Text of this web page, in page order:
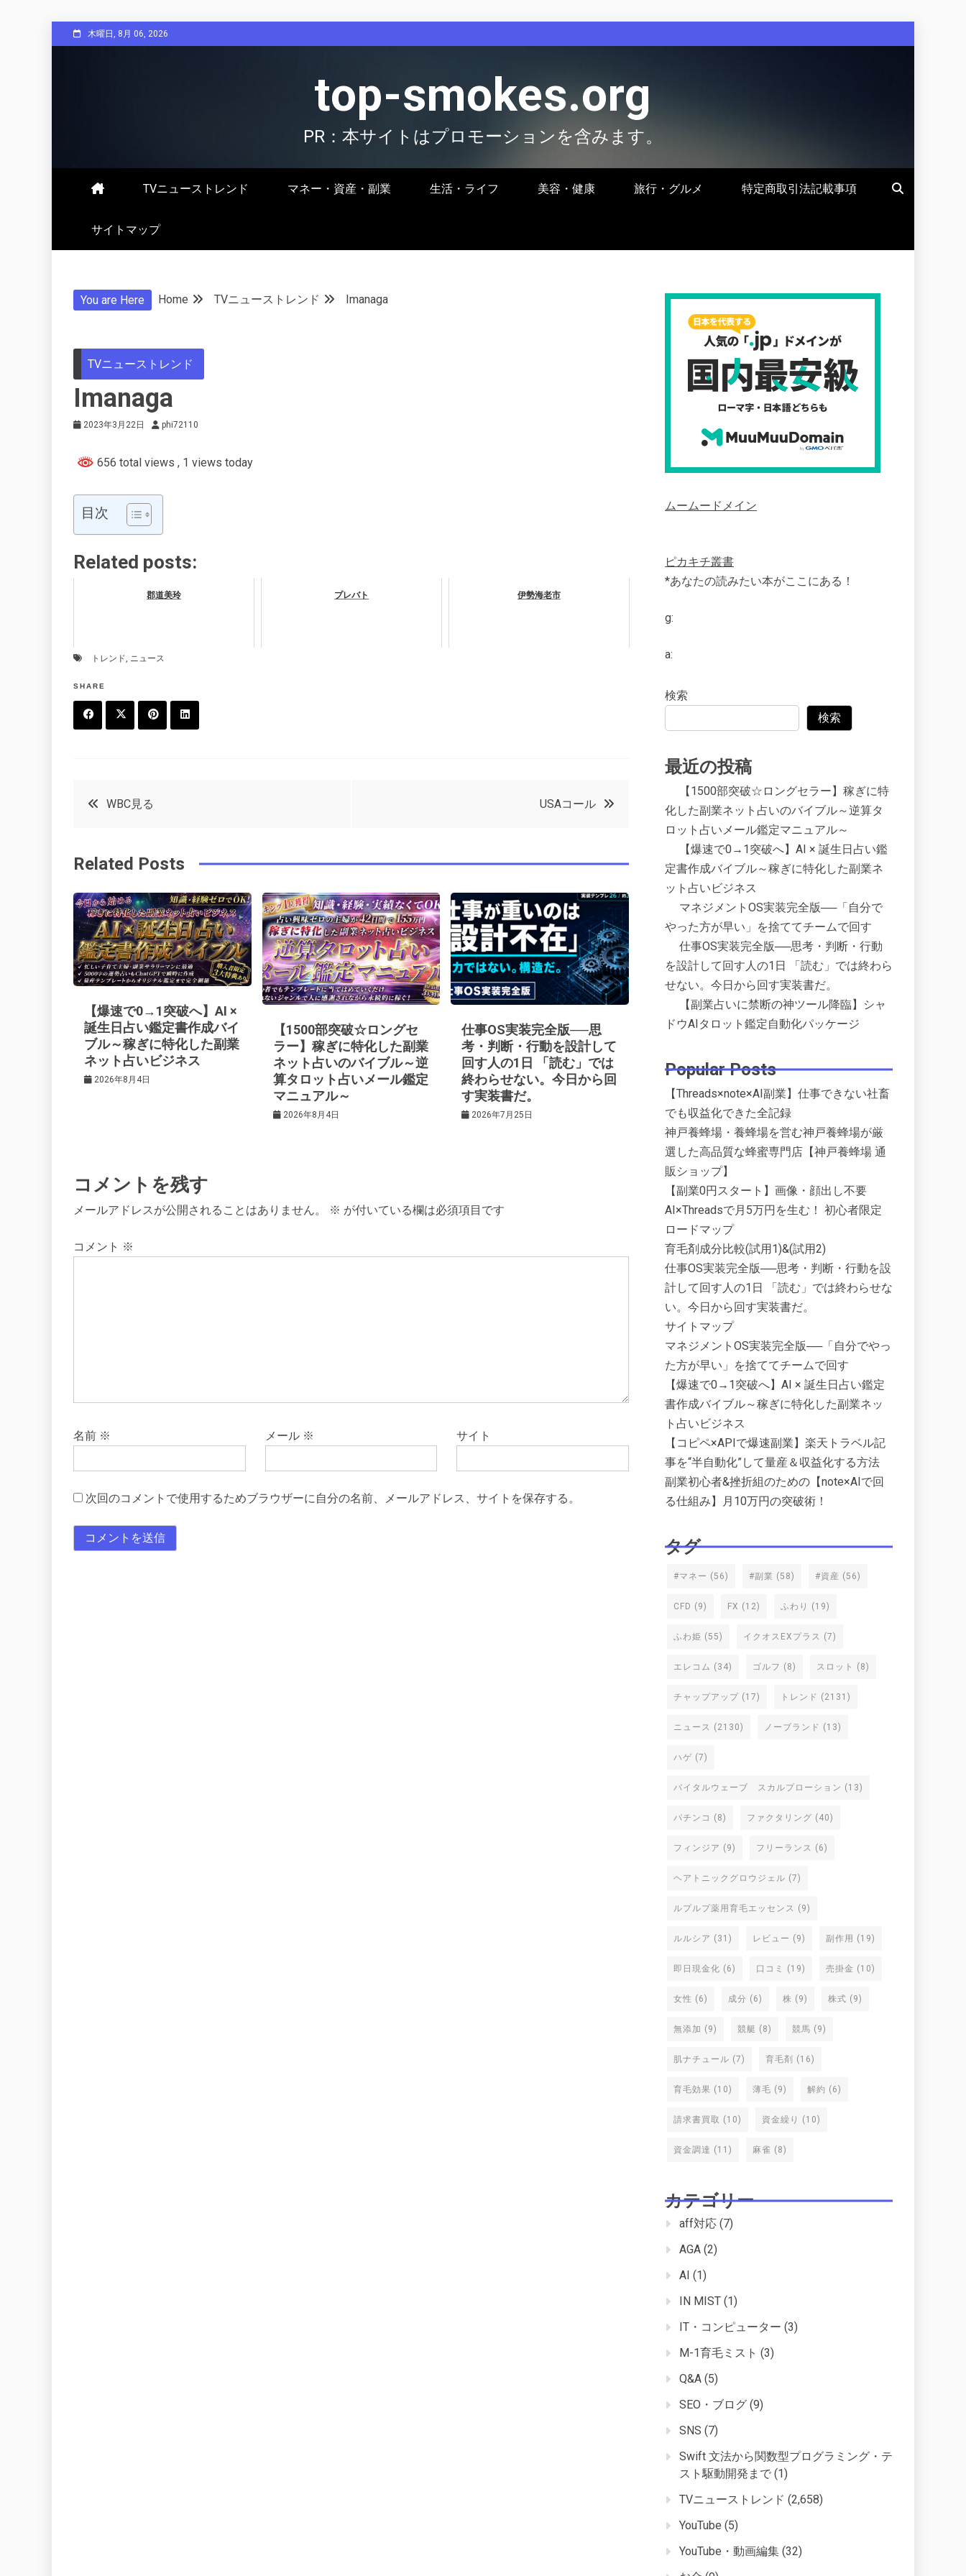
to
木曜日, 8月 06, 2026
top-smokes.org
PR：本サイトはプロモーションを含みます。
TVニューストレンド マネー・資産・副業 生活・ライフ 美容・健康 旅行・グルメ 特定商取引法記載事項
サイトマップ
You are Here Home TVニューストレンド Imanaga
TVニューストレンド
Imanaga
2023年3月22日 phi72110
656 total views , 1 views today
目次
Related posts:
郡道美玲 プレバト 伊勢海老市
トレンド, ニュース
SHARE
o
k
t
r
e
e
t
in
投
ナ
ビ
ゲ
ー
シ
ョ
WBC見る USAコール
Related Posts
【爆速で0→1突破へ】AI ×
誕生日占い鑑定書作成バイ
ブル～稼ぎに特化した副業
ネット占いビジネス
2026年8月4日
【1500部突破☆ロングセ
ラー】稼ぎに特化した副業
ネット占いのバイブル～逆
算タロット占いメール鑑定
マニュアル～
2026年8月4日
仕事OS実装完全版──思
考・判断・行動を設計して
回す人の1日 「読む」では
終わらせない。今日から回
す実装書だ。
2026年7月25日
コメントを残す
メールアドレスが公開されることはありません。 ※ が付いている欄は必須項目です
コメント ※
名前 ※ メール ※ サイト
次回のコメントで使用するためブラウザーに自分の名前、メールアドレス、サイトを保存する。
ムームードメイン
ピカキチ叢書
*あなたの読みたい本がここにある！
g:
a:
検索
検索
最近の投稿
【1500部突破☆ロングセラー】稼ぎに特
化した副業ネット占いのバイブル～逆算タ
ロット占いメール鑑定マニュアル～
【爆速で0→1突破へ】AI × 誕生日占い鑑
定書作成バイブル～稼ぎに特化した副業ネ
ット占いビジネス
マネジメントOS実装完全版──「自分で
やった方が早い」を捨ててチームで回す
仕事OS実装完全版──思考・判断・行動
を設計して回す人の1日 「読む」では終わら
せない。今日から回す実装書だ。
【副業占いに禁断の神ツール降臨】シャ
ドウAIタロット鑑定自動化パッケージ
Popular Posts
【Threads×note×AI副業】仕事できない社畜
でも収益化できた全記録
神戸養蜂場・養蜂場を営む神戸養蜂場が厳
選した高品質な蜂蜜専門店【神戸養蜂場 通
販ショップ】
【副業0円スタート】画像・顔出し不要
AI×Threadsで月5万円を生む！ 初心者限定
ロードマップ
育毛剤成分比較(試用1)&(試用2)
仕事OS実装完全版──思考・判断・行動を設
計して回す人の1日 「読む」では終わらせな
い。今日から回す実装書だ。
サイトマップ
マネジメントOS実装完全版──「自分でやっ
た方が早い」を捨ててチームで回す
【爆速で0→1突破へ】AI × 誕生日占い鑑定
書作成バイブル～稼ぎに特化した副業ネッ
ト占いビジネス
【コピペ×APIで爆速副業】楽天トラベル記
事を“半自動化”して量産＆収益化する方法
副業初心者&挫折組のための【note×AIで回
る仕組み】月10万円の突破術！
タグ
#マネー (56) #副業 (58) #資産 (56)
CFD (9) FX (12) ふわり (19)
ふわ姫 (55) イクオスEXプラス (7)
エレコム (34) ゴルフ (8) スロット (8)
チャップアップ (17) トレンド (2131)
ニュース (2130) ノーブランド (13)
ハゲ (7)
バイタルウェーブ スカルプローション (13)
パチンコ (8) ファクタリング (40)
フィンジア (9) フリーランス (6)
ヘアトニックグロウジェル (7)
ルプルプ薬用育毛エッセンス (9)
ルルシア (31) レビュー (9) 副作用 (19)
即日現金化 (6) 口コミ (19) 売掛金 (10)
女性 (6) 成分 (6) 株 (9) 株式 (9)
無添加 (9) 競艇 (8) 競馬 (9)
肌ナチュール (7) 育毛剤 (16)
育毛効果 (10) 薄毛 (9) 解約 (6)
請求書買取 (10) 資金繰り (10)
資金調達 (11) 麻雀 (8)
カテゴリー
aff対応 (7)
AGA (2)
AI (1)
IN MIST (1)
IT・コンピューター (3)
M-1育毛ミスト (3)
Q&A (5)
SEO・ブログ (9)
SNS (7)
Swift 文法から関数型プログラミング・テ
スト駆動開発まで (1)
TVニューストレンド (2,658)
YouTube (5)
YouTube・動画編集 (32)